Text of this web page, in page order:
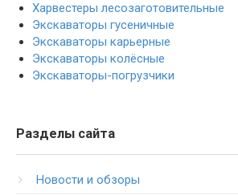
Харвестеры лесозаготовительные
Экскаваторы гусеничные
Экскаваторы карьерные
Экскаваторы колёсные
Экскаваторы-погрузчики
Разделы сайта
Новости и обзоры